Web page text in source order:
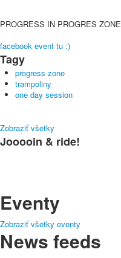
PROGRESS IN PROGRES ZONE
facebook event tu :)
Tagy
progress zone
trampoliny
one day session
Zobraziť všetky
Jooooin & ride!
Eventy
Zobraziť všetky eventy
News feeds